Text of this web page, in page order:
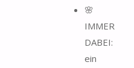
🌸
IMMER
DABEI:
ein